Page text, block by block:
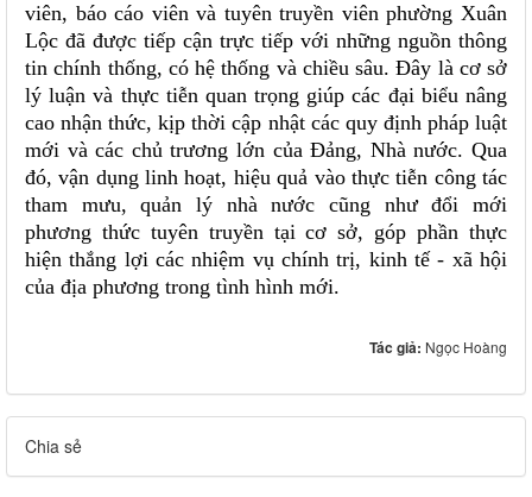
viên, báo cáo viên và tuyên truyền viên phường Xuân
Lộc đã được tiếp cận trực tiếp với những nguồn thông
tin chính thống, có hệ thống và chiều sâu. Đây là cơ sở
lý luận và thực tiễn quan trọng giúp các đại biểu nâng
cao nhận thức, kịp thời cập nhật các quy định pháp luật
mới và các chủ trương lớn của Đảng, Nhà nước. Qua
đó, vận dụng linh hoạt, hiệu quả vào thực tiễn công tác
tham mưu, quản lý nhà nước cũng như đổi mới
phương thức tuyên truyền tại cơ sở, góp phần thực
hiện thắng lợi các nhiệm vụ chính trị, kinh tế - xã hội
của địa phương trong tình hình mới.
Tác giả: Ngọc Hoàng
Chia sẻ